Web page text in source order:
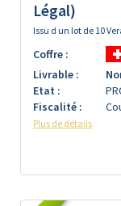
Légal)
Issu d un lot de 10
Coffre :
Livrable :
Etat :
Fiscalité :
Plus de détails